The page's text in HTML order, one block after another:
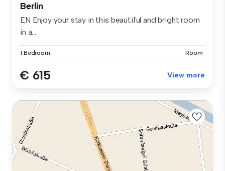
Berlin
EN Enjoy your stay in this beautiful and bright room
in a...
1 Bedroom Room
€ 615 View more